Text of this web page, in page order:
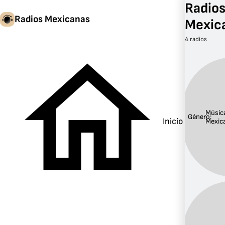
Radios Mexicanas
Inicio
4 radios
Género: